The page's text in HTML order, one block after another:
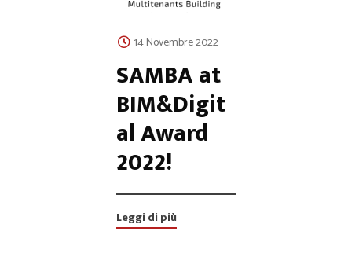
14 Novembre 2022
SAMBA at
BIM&Digit
al Award
2022!
Leggi di più